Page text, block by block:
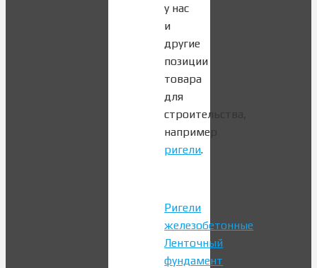
у нас
и
другие
позиции
товара
для
строительства,
например
ригели.
Ригели
железобетонные
Ленточный
фундамент